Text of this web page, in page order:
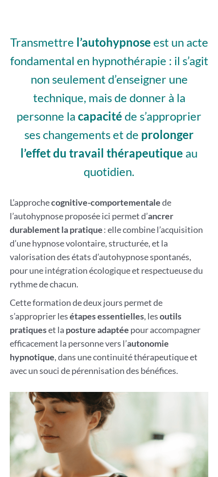
Transmettre l’autohypnose est un acte
fondamental en hypnothérapie : il s’agit
non seulement d’enseigner une
technique, mais de donner à la
personne la capacité de s’approprier
ses changements et de prolonger
l’effet du travail thérapeutique au
quotidien.
L’approchecognitive-comportementalede
l’autohypnose proposée ici permet d’ancrer
durablement la pratique: elle combine l’acquisition
d’une hypnose volontaire, structurée, et la
valorisation des états d’autohypnose spontanés,
pour une intégration écologique et respectueuse du
rythme de chacun.
Cette formation de deux jours permet de
s’approprier lesétapes essentielles, lesoutils
pratiqueset la posture adaptée pour accompagner
efficacement la personne vers l’autonomie
hypnotique, dans une continuité thérapeutique et
avec un souci de pérennisation des bénéfices.